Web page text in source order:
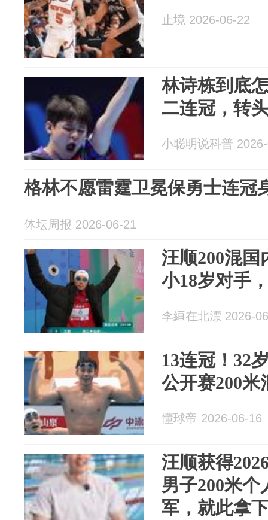
止境 2026-06-22
林诗栋到底
二连冠，转
小聪明说科普
格林不愿雷霆卫冕保勇士连冠
体坛周报 2026-06-21
汪顺200混国
小18岁对手
李絙在北漂 2026-
13连冠！32
公开赛200米
懂球帝 2026-06-16
汪顺获得
男子200米
军，就此拿